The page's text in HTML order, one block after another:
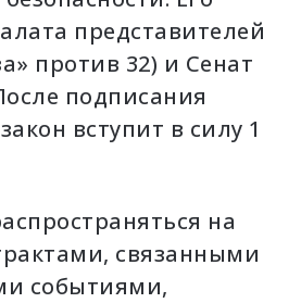
представителей
против 32) и Сенат
подписания
вступит в силу 1
на
связанными
событиями,